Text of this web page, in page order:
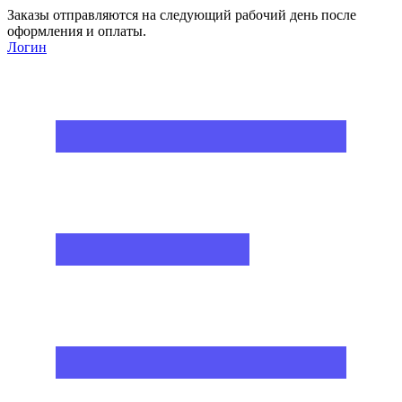
Заказы отправляются на следующий рабочий день после
оформления и оплаты.
Логин